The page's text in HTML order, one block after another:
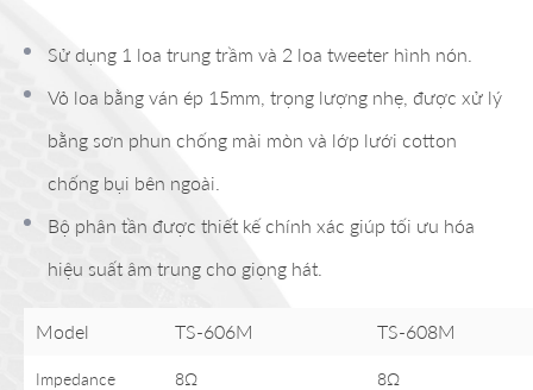
Sử dụng 1 loa trung trầm và 2 loa tweeter hình nón.
Vỏ loa bằng ván ép 15mm, trọng lượng nhẹ, được xử lý
bằng sơn phun chống mài mòn và lớp lưới cotton
chống bụi bên ngoài.
Bộ phân tần được thiết kế chính xác giúp tối ưu hóa
hiệu suất âm trung cho giọng hát.
Model TS-606M TS-608M
Impedance 8Ω 8Ω